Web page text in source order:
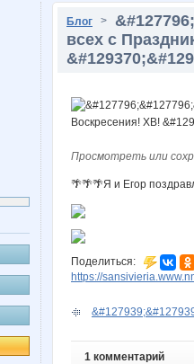
Блог >
всех с
Просмотреть или
🌴🌴🌴Я и Егор
Поделиться:
https://
1 комментарий